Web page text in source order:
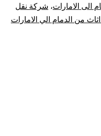
الامارات، شركة نقل
من الدمام الي الامارات